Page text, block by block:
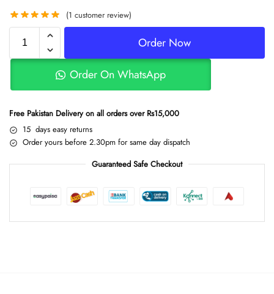
(1 customer review)
Order Now
Order On WhatsApp
Free Pakistan Delivery on all orders over Rs15,000
15 days easy returns
Order yours before 2.30pm for same day dispatch
Guaranteed Safe Checkout